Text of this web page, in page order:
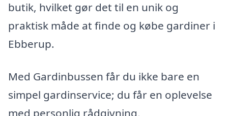
butik, hvilket gør det til en unik og
praktisk måde at finde og købe gardiner i
Ebberup.
Med Gardinbussen får du ikke bare en
simpel gardinservice; du får en oplevelse
med personlig rådgivning,